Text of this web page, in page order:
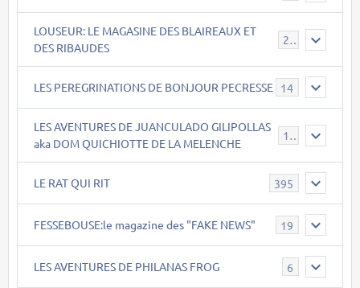
LOUSEUR: LE MAGASINE DES BLAIREAUX ET
DES RIBAUDES
21
LES PEREGRINATIONS DE BONJOUR PECRESSE 14
LES AVENTURES DE JUANCULADO GILIPOLLAS
aka DOM QUICHIOTTE DE LA MELENCHE
119
LE RAT QUI RIT 395
FESSEBOUSE:le magazine des "FAKE NEWS" 19
LES AVENTURES DE PHILANAS FROG 6